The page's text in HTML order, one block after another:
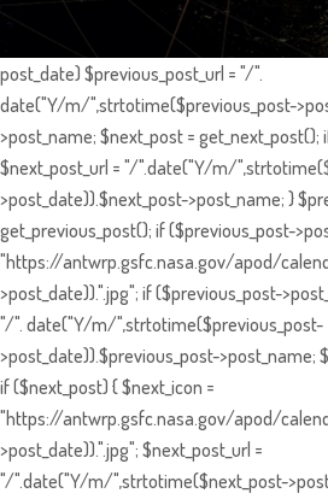
post_date) $previous_post_url = "/".
date("Y/m/",strtotime($previous_post-
>post_name; $next_post =
$next_post_url = "/".date("Y/m/
>post_date)).$next_post->post_name; }
get_previous_post(); if ($previous_post-
"https://antwrp.gsfc.nasa.gov/apod/
>post_date)).".jpg"; if ($previous_post-
"/". date("Y/m/",strtotime($previous_post-
>post_date)).$previous_post->post_name;
if ($next_post) { $next_icon =
"https://antwrp.gsfc.nasa.gov/apod/
>post_date)).".jpg"; $next_post_url =
"/".date("Y/m/",strtotime($next_post-